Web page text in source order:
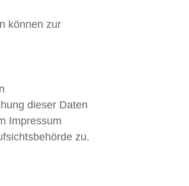
können zur
dieser Daten
Impressum
zu.